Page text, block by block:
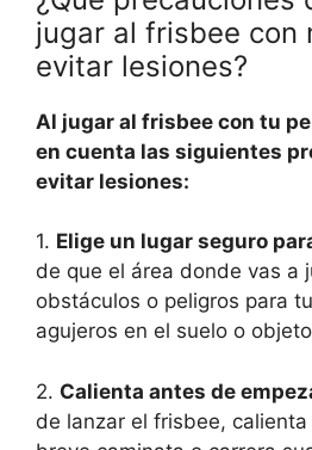
jugar al frisbee con
evitar lesiones?
Al jugar al frisbee con tu
en cuenta las siguientes
evitar lesiones:
1. Elige un lugar seguro
de que el área donde vas a
obstáculos o peligros para
agujeros en el suelo o
2. Calienta antes de
de lanzar el frisbee,